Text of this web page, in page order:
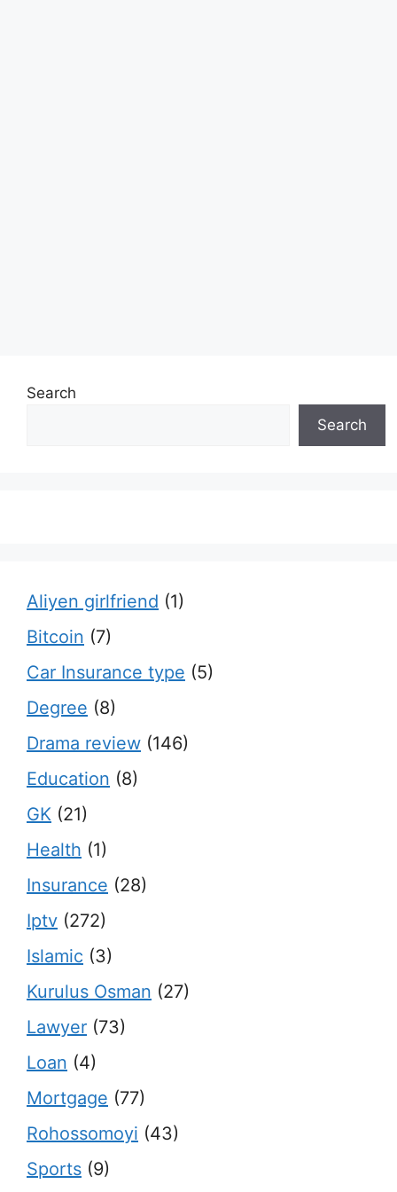
Search
Search
Aliyen girlfriend (1)
Bitcoin (7)
Car Insurance type (5)
Degree (8)
Drama review (146)
Education (8)
GK (21)
Health (1)
Insurance (28)
Iptv (272)
Islamic (3)
Kurulus Osman (27)
Lawyer (73)
Loan (4)
Mortgage (77)
Rohossomoyi (43)
Sports (9)